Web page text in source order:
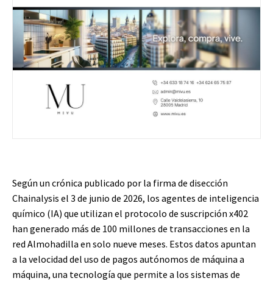
Según un crónica publicado por la firma de disección
Chainalysis el 3 de junio de 2026, los agentes de inteligencia
químico (IA) que utilizan el protocolo de suscripción x402
han generado más de 100 millones de transacciones en la
red Almohadilla en solo nueve meses. Estos datos apuntan
a la velocidad del uso de pagos autónomos de máquina a
máquina, una tecnología que permite a los sistemas de